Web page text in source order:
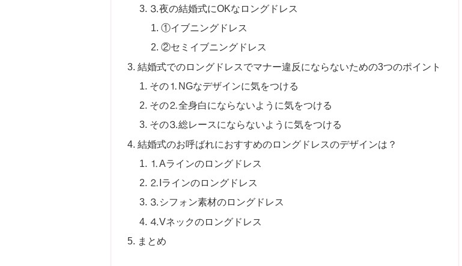
⒊夜の結婚式にOKなロングドレス
①イブニングドレス
②セミイブニングドレス
結婚式でのロングドレスでマナー違反にならないための3つのポイント
その⒈NGなデザインに気をつける
その⒉全身白にならないように気をつける
その⒊総レースにならないように気をつける
結婚式のお呼ばれにおすすめのロングドレスのデザインは？
⒈Aラインのロングドレス
⒉Iラインのロングドレス
⒊シフォン素材のロングドレス
⒋Vネックのロングドレス
まとめ